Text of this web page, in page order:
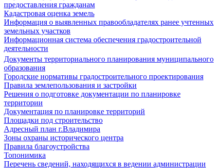
предоставления гражданам
Кадастровая оценка земель
Информация о выявленных правообладателях ранее учтенных
земельных участков
Информационная система обеспечения градостроительной
деятельности
Документы территориального планирования муниципального
образования
Городские нормативы градостроительного проектирования
Правила землепользования и застройки
Решения о подготовке документации по планировке
территории
Документация по планировке территорий
Площадки под строительство
Адресный план г.Владимира
Зоны охраны исторического центра
Правила благоустройства
Топонимика
Перечень сведений, находящихся в ведении администрации